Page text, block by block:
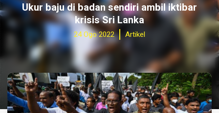
Ukur baju di badan sendiri ambil iktibar
krisis Sri Lanka
24 Ogo 2022 Artikel